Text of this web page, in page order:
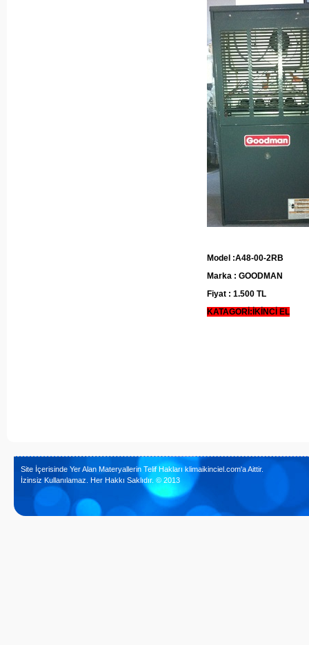
Model :A48-00-2RB
Marka : GOODMAN
Fiyat : 1.500 TL
KATAGORİ:İKİNCİ EL
Site İçerisinde Yer Alan Materyallerin Telif Hakları klimaikinciel.com'a Aittir.
İzinsiz Kullanılamaz. Her Hakkı Saklıdır. © 2013